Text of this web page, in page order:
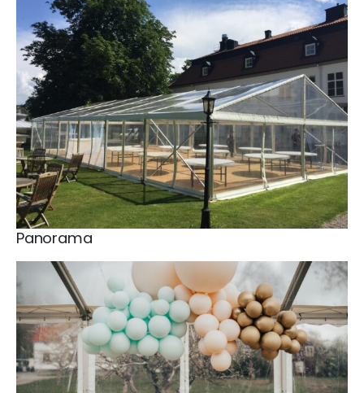
Panorama